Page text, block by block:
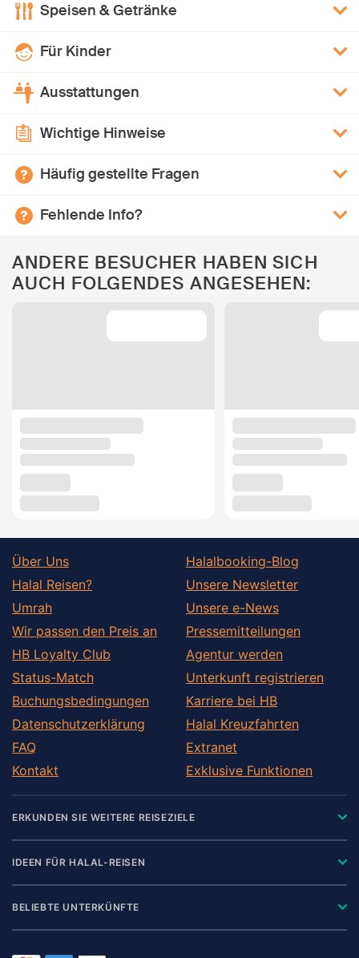
Speisen & Getränke
Für Kinder
Ausstattungen
Wichtige Hinweise
Häufig gestellte Fragen
Fehlende Info?
ANDERE BESUCHER HABEN SICH
AUCH FOLGENDES ANGESEHEN:
Über Uns
Halal Reisen?
Umrah
Wir passen den Preis an
HB Loyalty Club
Status-Match
Buchungsbedingungen
Datenschutzerklärung
FAQ
Kontakt
Halalbooking-Blog
Unsere Newsletter
Unsere e-News
Pressemitteilungen
Agentur werden
Unterkunft registrieren
Karriere bei HB
Halal Kreuzfahrten
Extranet
Exklusive Funktionen
ERKUNDEN SIE WEITERE REISEZIELE
IDEEN FÜR HALAL-REISEN
BELIEBTE UNTERKÜNFTE